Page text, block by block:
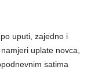
uputi, zajedno i
uplate novca,
satima